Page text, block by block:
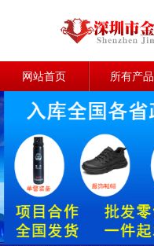
网站首页 所有产品